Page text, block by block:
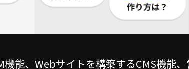
能、Webサイトを構築するCMS機能